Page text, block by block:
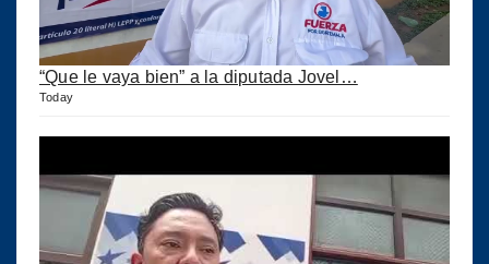
“Que le vaya bien” a la diputada Jovel…
Today